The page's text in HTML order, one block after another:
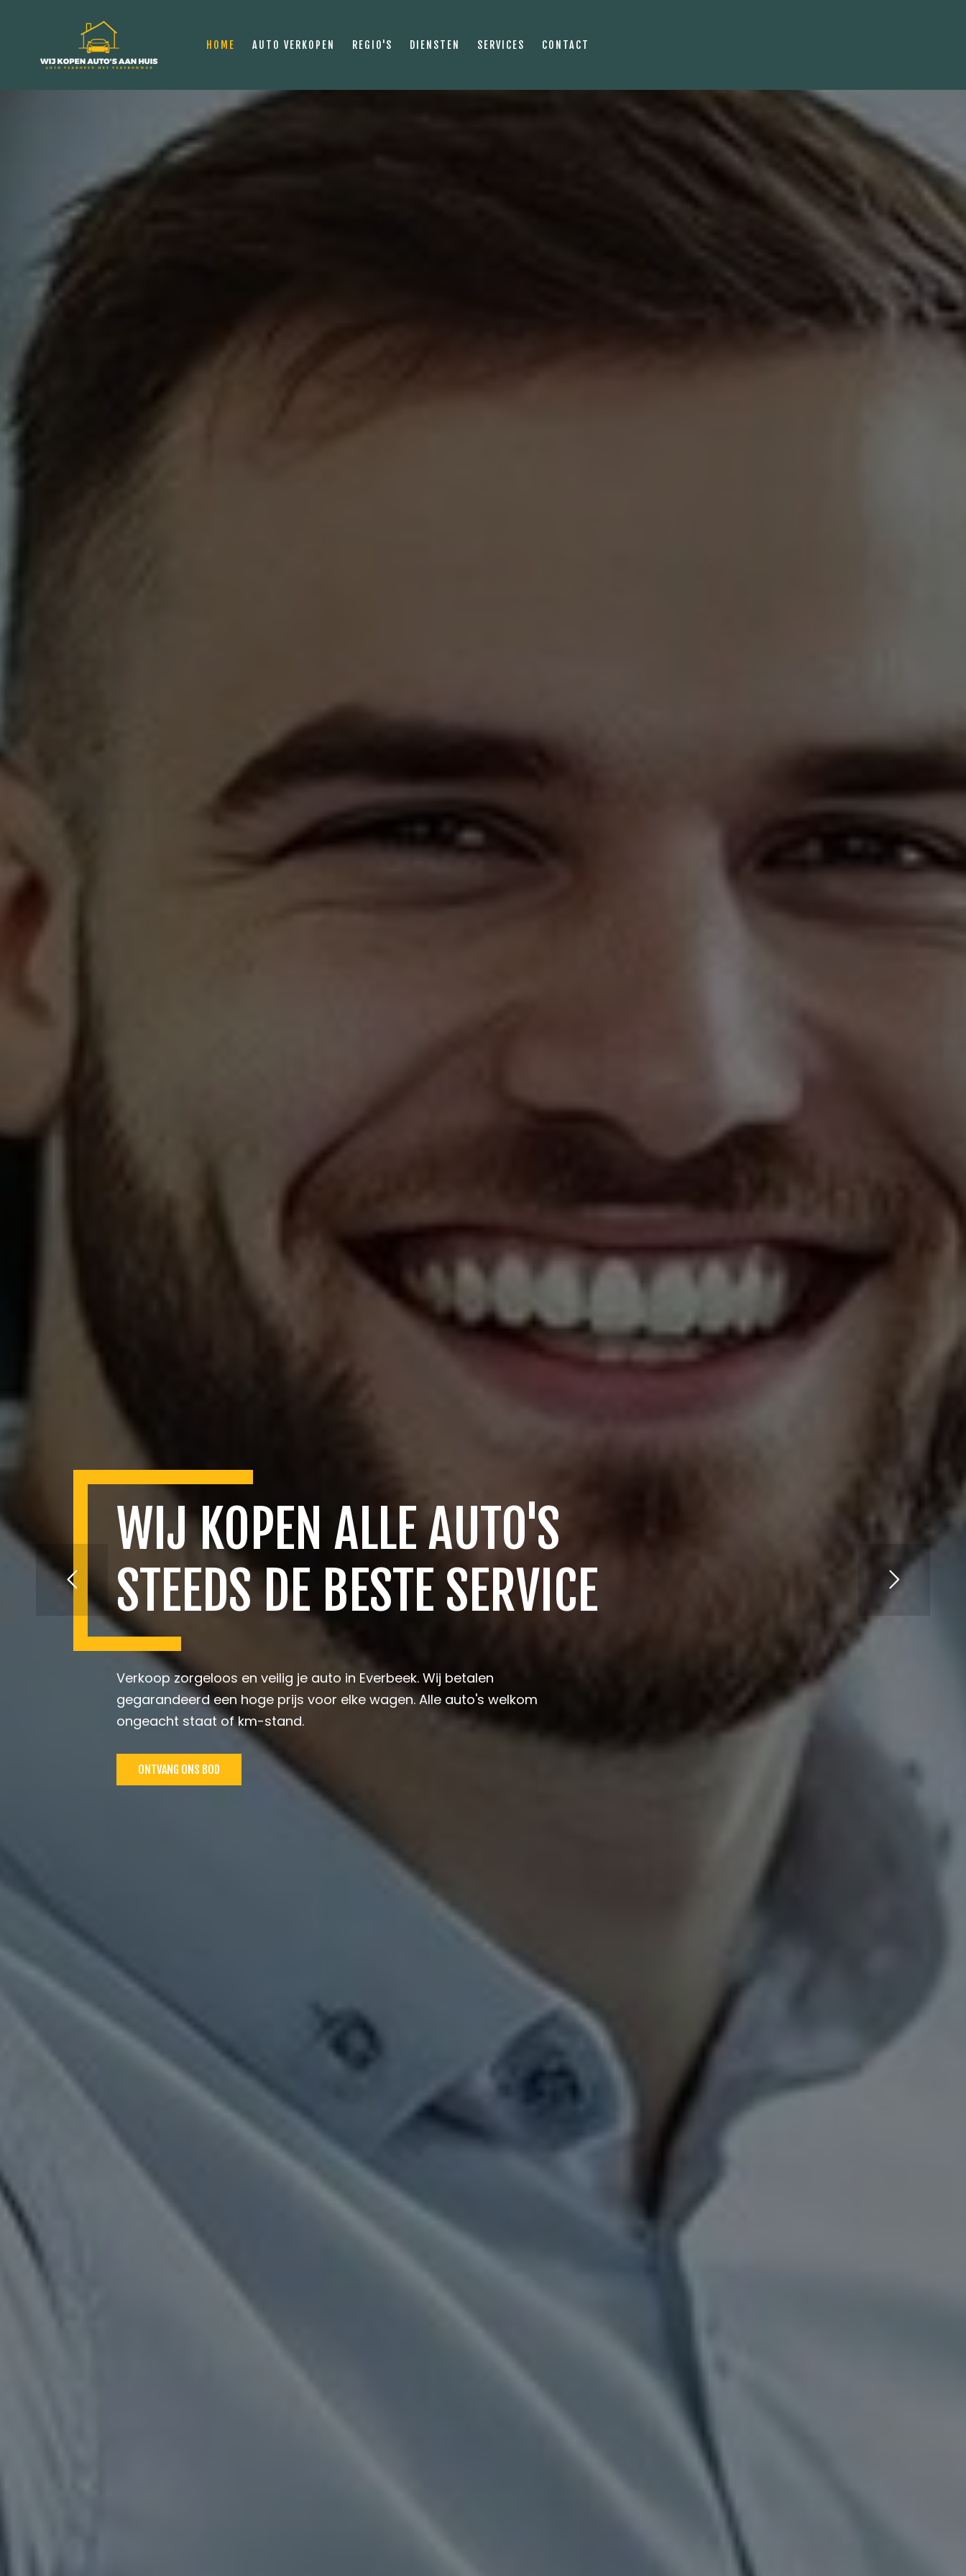
HOME AUTO VERKOPEN REGIO'S DIENSTEN SERVICES CONTACT
WIJ KOPEN ALLE AUTO'S
STEEDS DE BESTE SERVICE
Verkoop zorgeloos en veilig je auto in Everbeek. Wij betalen
gegarandeerd een hoge prijs voor elke wagen. Alle auto's welkom
ongeacht staat of km-stand.
ONTVANG ONS BOD